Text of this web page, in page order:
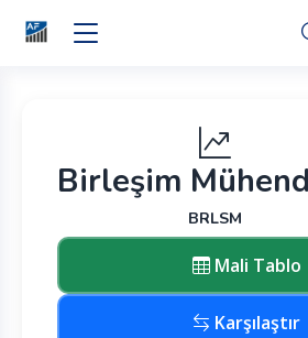
Birleşim
BRLSM
Mali Tablo
Karşılaştır